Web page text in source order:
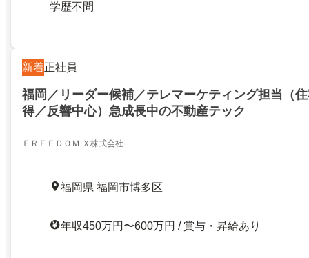
学歴不問
新着正社員
福岡／リーダー候補／テレマーケティング担当（
得／反響中心）急成長中の不動産テック
ＦＲＥＥＤＯＭ Ｘ株式会社
福岡県 福岡市博多区
年収450万円〜600万円 / 賞与・昇給あり